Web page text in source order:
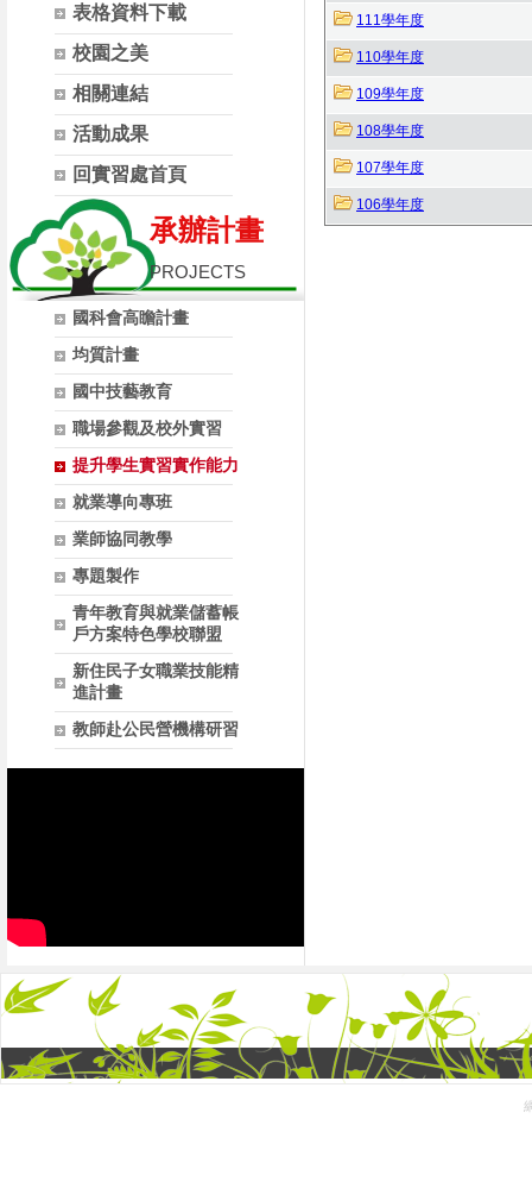
表格資料下載
校園之美
相關連結
活動成果
回實習處首頁
承辦計畫
PROJECTS
國科會高瞻計畫
均質計畫
國中技藝教育
職場參觀及校外實習
提升學生實習實作能力
就業導向專班
業師協同教學
專題製作
青年教育與就業儲蓄帳
戶方案特色學校聯盟
新住民子女職業技能精
進計畫
教師赴公民營機構研習
111學年度
110學年度
109學年度
108學年度
107學年度
106學年度